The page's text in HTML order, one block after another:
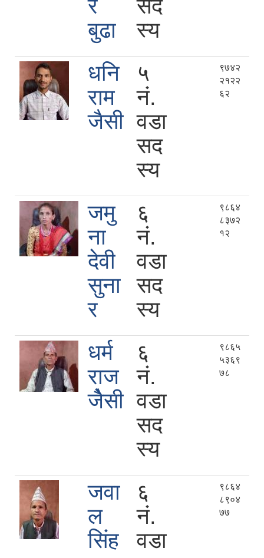
र
बुढा
सद
स्य
धनि
राम
जैसी
५
नं.
वडा
सद
स्य
९७४२
२१२२
६२
जमु
ना
देवी
सुना
र
६
नं.
वडा
सद
स्य
९८६४
८३७२
१२
धर्म
राज
जेैसी
६
नं.
वडा
सद
स्य
९८६५
५३६९
७८
जवा
ल
सिंह
६
नं.
वडा
९८६४
८९०४
७७